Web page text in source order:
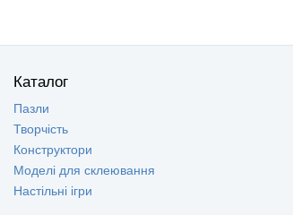
Каталог
Пазли
Творчість
Конструктори
Моделі для склеювання
Настільні ігри